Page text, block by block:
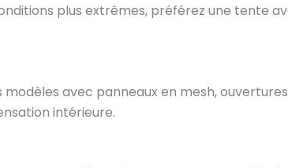
plus extrêmes, préférez une tente
avec panneaux en mesh, ouvertures
intérieure.